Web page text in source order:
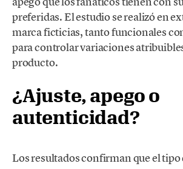
preferidas. El estudio se realizó en
marca ficticias, tanto funcionales
para controlar variaciones
producto.
¿Ajuste, apego o
autenticidad?
Los resultados confirman que el